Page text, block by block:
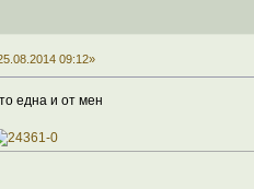
09:12»
една и от мен